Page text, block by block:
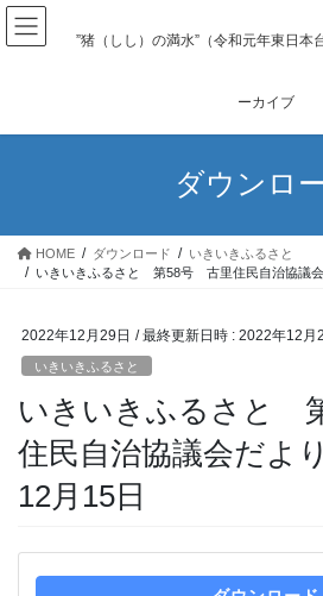
コ
ン
へ
プ
ナ
ビ
ョ
動
”猪（しし）の満水”（令和元年東日本
ーカイブ
ダウンロ
HOME ダウンロード
いきいきふるさと
いきいきふるさと 第58号 古里住民自治協議
2022年12月29日 / 最終更新日時 : 2022年12月
いきいきふるさと
いきいきふるさと
住民自治協議会だよ
12月15日